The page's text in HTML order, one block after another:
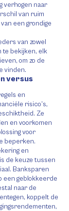
verhogen naar
van ruim
een grondige
van zowel
te bekijken, elk
om zo de
vinden.
versus
en
risico’s,
Ze
en voorkomen
voor
beperken.
en
de keuze tussen
Banksparen
een geblokkeerde
naar de
koppelt de